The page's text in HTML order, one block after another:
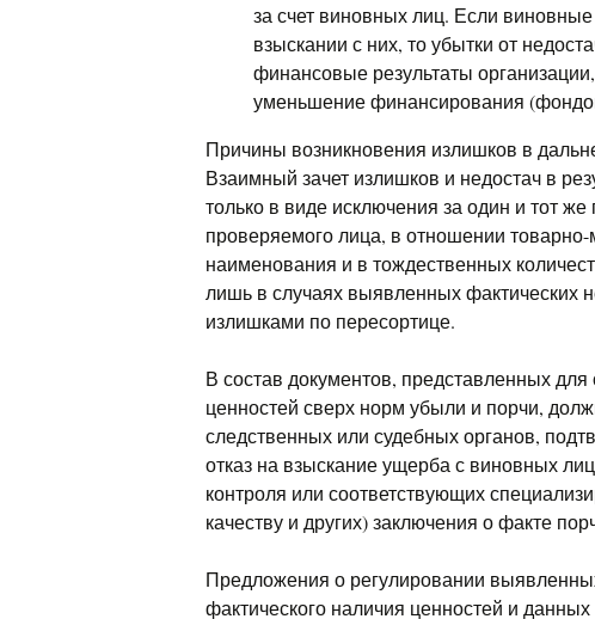
за счет виновных лиц. Если
взыскании с них, то убытки от
финансовые результаты
уменьшение финансирования
Причины возникновения излишков в
Взаимный зачет излишков и недостач в
только в виде исключения за один и тот
проверяемого лица, в отношении
наименования и в тождественных
лишь в случаях выявленных фактических
излишками по пересортице.
В состав документов, представленных
ценностей сверх норм убыли и порчи,
следственных или судебных органов,
отказ на взыскание ущерба с виновных
контроля или соответствующих
качеству и других) заключения о факте
Предложения о регулировании
фактического наличия ценностей и данных